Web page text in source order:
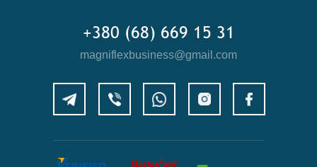
+380 (68) 669 15 31
magniflexbusiness@gmail.com